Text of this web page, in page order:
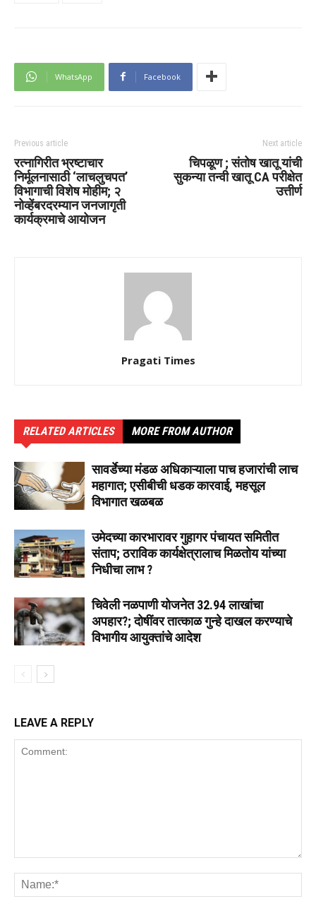
WhatsApp Facebook
Previous article
रत्नागिरीत भ्रष्टाचार
निर्मूलनासाठी ‘लाचलुचपत’
विभागाची विशेष मोहीम; २
नोव्हेंबरदरम्यान जनजागृती
कार्यक्रमाचे आयोजन
Next article
चिपळूण ; संतोष खातू यांची
सुकन्या तन्वी खातू CA परीक्षेत
उत्तीर्ण
Pragati Times
RELATED ARTICLES MORE FROM AUTHOR
सावर्डेच्या मंडळ अधिकाऱ्याला पाच हजारांची लाच
महागात; एसीबीची धडक कारवाई, महसूल
विभागात खळबळ
उमेदच्या कारभारावर गुहागर पंचायत समितीत
संताप; ठराविक कार्यक्षेत्रालाच मिळतोय यांच्या
निधीचा लाभ ?
चिवेली नळपाणी योजनेत 32.94 लाखांचा
अपहार?; दोषींवर तात्काळ गुन्हे दाखल करण्याचे
विभागीय आयुक्तांचे आदेश
LEAVE A REPLY